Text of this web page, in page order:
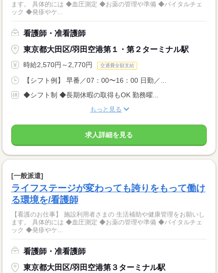
ます。 具体的には ◆血圧測定 ◆お薬の管理や準備 ◆バイタルチェ
ック ◆発疹やケ...
看護師・准看護師
東京都大田区/羽田空港第１・第２ターミナル駅
時給2,570円～2,770円 交通費全額支給
【シフト例】 早番／07：00〜16：00 日勤／...
◆シフト制 ◆長期休暇の取得もOK 勤務曜...
もっと見る
求人詳細を見る
[一般派遣]
ライフステージが変わっても誇りをもって働け
る環境を/看護師
【看護のお仕事】 施設利用者さまの 生活補助や健康管理をお願いし
ます。 具体的には ◆血圧測定 ◆お薬の管理や準備 ◆バイタルチェ
ック ◆発疹やケ...
看護師・准看護師
東京都大田区/羽田空港第３ターミナル駅